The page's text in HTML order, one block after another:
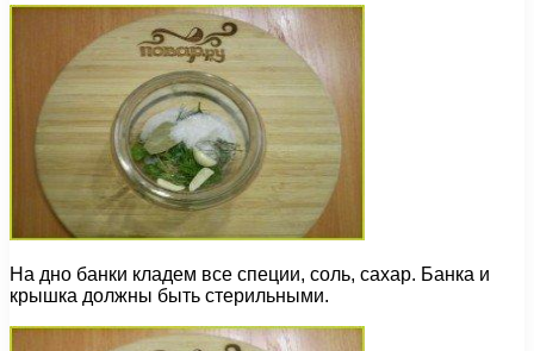
На дно банки кладем все специи, соль, сахар. Банка и
крышка должны быть стерильными.